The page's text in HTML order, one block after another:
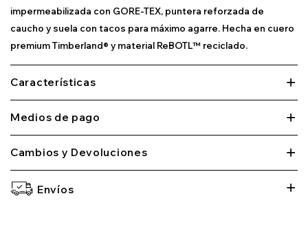
impermeabilizada con GORE-TEX, puntera reforzada de
caucho y suela con tacos para máximo agarre. Hecha en cuero
premium Timberland® y material ReBOTL™ reciclado.
Características
Medios de pago
Cambios y Devoluciones
Envíos